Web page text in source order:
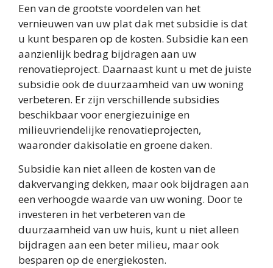
Een van de grootste voordelen van het
vernieuwen van uw plat dak met subsidie is dat
u kunt besparen op de kosten. Subsidie kan een
aanzienlijk bedrag bijdragen aan uw
renovatieproject. Daarnaast kunt u met de juiste
subsidie ook de duurzaamheid van uw woning
verbeteren. Er zijn verschillende subsidies
beschikbaar voor energiezuinige en
milieuvriendelijke renovatieprojecten,
waaronder dakisolatie en groene daken.
Subsidie kan niet alleen de kosten van de
dakvervanging dekken, maar ook bijdragen aan
een verhoogde waarde van uw woning. Door te
investeren in het verbeteren van de
duurzaamheid van uw huis, kunt u niet alleen
bijdragen aan een beter milieu, maar ook
besparen op de energiekosten.